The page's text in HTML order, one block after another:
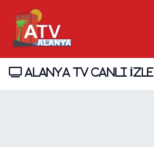
ALANYA TV CANLI İZLE